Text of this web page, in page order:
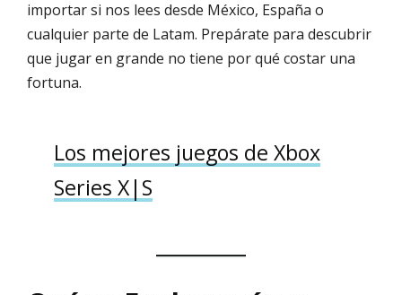
importar si nos lees desde México, España o
cualquier parte de Latam. Prepárate para descubrir
que jugar en grande no tiene por qué costar una
fortuna.
Los mejores juegos de Xbox
Series X|S